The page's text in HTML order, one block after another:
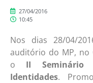
27/04/2016
10:45
Nos dias 28/04/
auditório do MP, no
o II Seminário
Identidades.